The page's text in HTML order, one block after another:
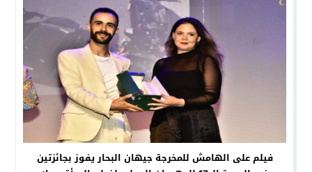
فيلم على الهامش للمخرجة جيهان البحار يفوز بجائزتين